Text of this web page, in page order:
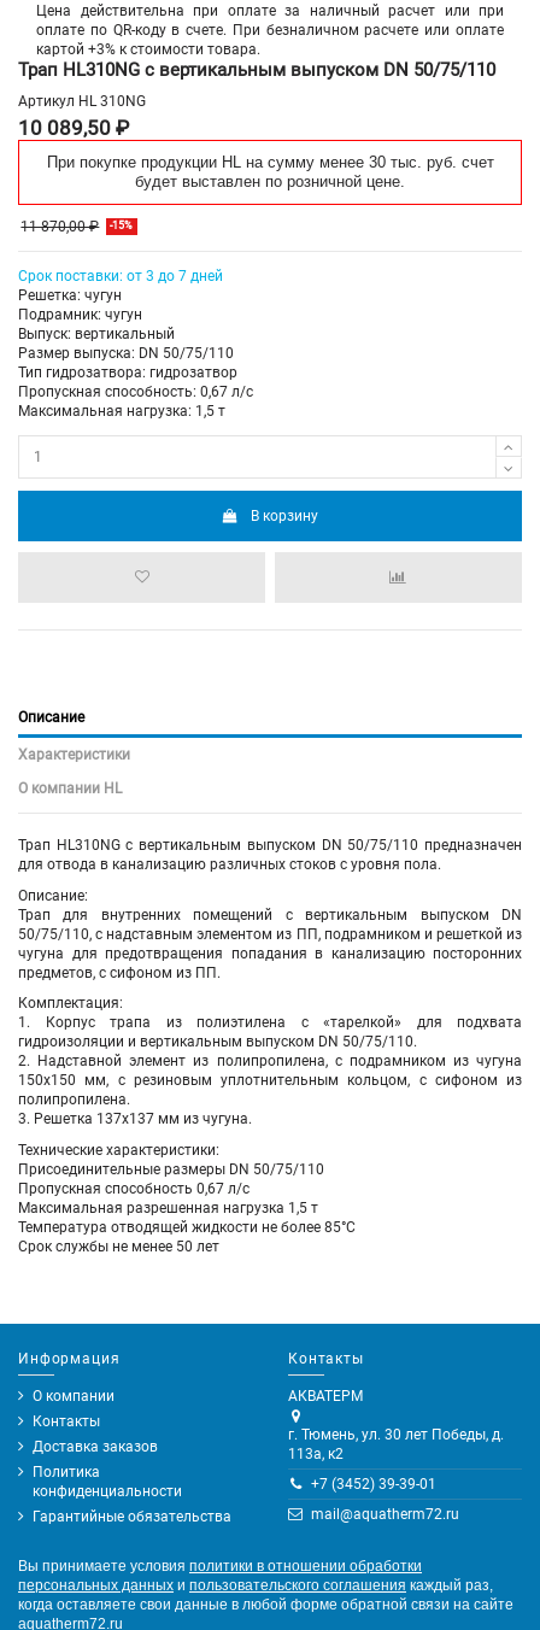
Цена действительна при оплате за наличный расчет или при
оплате по QR-коду в счете. При безналичном расчете или оплате
картой +3% к стоимости товара.
Трап HL310NG с вертикальным выпуском DN 50/75/110
Артикул HL 310NG
10 089,50 ₽
При покупке продукции HL на сумму менее 30 тыс. руб. счет
будет выставлен по розничной цене.
11 870,00 ₽ -15%
Срок поставки: от 3 до 7 дней
Решетка: чугун
Подрамник: чугун
Выпуск: вертикальный
Размер выпуска: DN 50/75/110
Тип гидрозатвора: гидрозатвор
Пропускная способность: 0,67 л/с
Максимальная нагрузка: 1,5 т
В корзину
Описание
Характеристики
О компании HL
Трап HL310NG с вертикальным выпуском DN 50/75/110 предназначен
для отвода в канализацию различных стоков с уровня пола.
Описание:
Трап для внутренних помещений с вертикальным выпуском DN
50/75/110, с надставным элементом из ПП, подрамником и решеткой из
чугуна для предотвращения попадания в канализацию посторонних
предметов, с сифоном из ПП.
Комплектация:
1. Корпус трапа из полиэтилена с «тарелкой» для подхвата
гидроизоляции и вертикальным выпуском DN 50/75/110.
2. Надставной элемент из полипропилена, с подрамником из чугуна
150х150 мм, с резиновым уплотнительным кольцом, с сифоном из
полипропилена.
3. Решетка 137х137 мм из чугуна.
Технические характеристики:
Присоединительные размеры DN 50/75/110
Пропускная способность 0,67 л/с
Максимальная разрешенная нагрузка 1,5 т
Температура отводящей жидкости не более 85°С
Срок службы не менее 50 лет
Информация
О компании
Контакты
Доставка заказов
Политика
конфиденциальности
Гарантийные обязательства
Контакты
АКВАТЕРМ
г. Тюмень, ул. 30 лет Победы, д.
113а, к2
+7 (3452) 39-39-01
mail@aquatherm72.ru
Вы принимаете условия политики в отношении обработки
персональных данных и пользовательского соглашения каждый раз,
когда оставляете свои данные в любой форме обратной связи на сайте
aquatherm72.ru